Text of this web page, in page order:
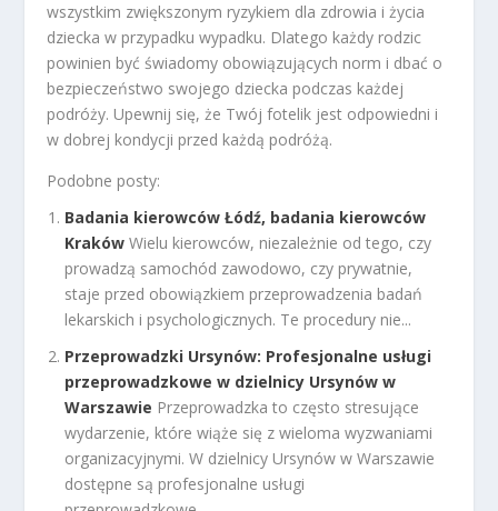
wszystkim zwiększonym ryzykiem dla zdrowia i życia
dziecka w przypadku wypadku. Dlatego każdy rodzic
powinien być świadomy obowiązujących norm i dbać o
bezpieczeństwo swojego dziecka podczas każdej
podróży. Upewnij się, że Twój fotelik jest odpowiedni i
w dobrej kondycji przed każdą podróżą.
Podobne posty:
Badania kierowców Łódź, badania kierowców
Kraków Wielu kierowców, niezależnie od tego, czy
prowadzą samochód zawodowo, czy prywatnie,
staje przed obowiązkiem przeprowadzenia badań
lekarskich i psychologicznych. Te procedury nie...
Przeprowadzki Ursynów: Profesjonalne usługi
przeprowadzkowe w dzielnicy Ursynów w
Warszawie Przeprowadzka to często stresujące
wydarzenie, które wiąże się z wieloma wyzwaniami
organizacyjnymi. W dzielnicy Ursynów w Warszawie
dostępne są profesjonalne usługi